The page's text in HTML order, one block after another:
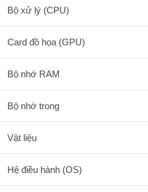
Bộ xử lý (CPU)
Card đồ họa (GPU)
Bộ nhớ RAM
Bộ nhớ trong
Vật liệu
Hệ điều hành (OS)